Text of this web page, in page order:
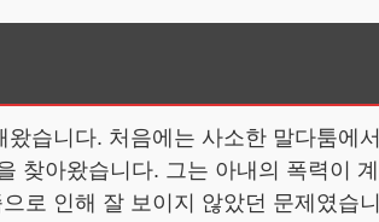
습니다. 처음에는 사소한 말다툼에
찾아왔습니다. 그는 아내의 폭력이
로 인해 잘 보이지 않았던 문제였습